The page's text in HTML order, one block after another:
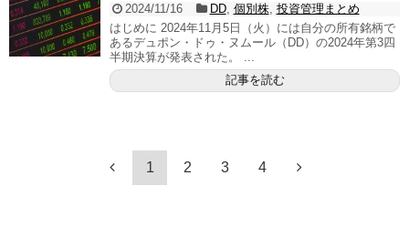
2024/11/16 DD, 個別株, 投資管理まとめ
はじめに 2024年11月5日（火）には自分の所有銘柄で
あるデュポン・ドゥ・ヌムール（DD）の2024年第3四
半期決算が発表された。 ...
記事を読む
1 2 3 4